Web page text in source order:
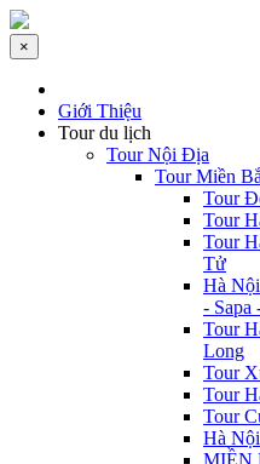
×
Giới Thiệu
Tour du lịch
Tour Nội Địa
Tour Miền
Tour
Tour
Tour
Tử
Hà
- Sapa
Tour
Long
Tour
Tour
Tour
Hà
MIỀN